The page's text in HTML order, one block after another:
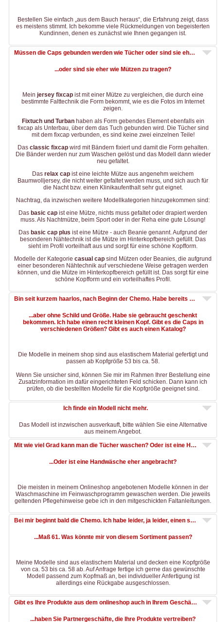
Bestellen Sie einfach „aus dem Bauch heraus“, die Erfahrung zeigt, dass
es meistens stimmt. Ich bekomme viele Rückmeldungen von begeisterten
Kundinnen, denen es zunächst wie Ihnen gegangen ist.
Müssen die Caps gebunden werden wie Tücher oder sind sie eher wie Mützen zu tragen?
...oder sind sie eher wie Mützen zu tragen?
Mein jersey fixcap ist mit einer Mütze zu vergleichen, die durch eine
bestimmte Falttechnik die Form bekommt, wie es die Fotos im Internet
zeigen.
Fixtuch und Turbanhaben als Form gebendes Element ebenfalls ein
fixcap als Unterbau, über dem das Tuch gebunden wird. Die Tücher sind
mit dem fixcap verbunden, es sind keine zwei einzelnen Teile!
Das classic fixcapwird mit Bändern fixiert und damit die Form gehalten.
Die Bänder werden nur zum Waschen gelöst und das Modell dann wieder
neu gefaltet.
Das relax cap ist eine leichte Mütze aus angenehm weichem
Baumwolljersey, die nicht weiter gefaltet werden muss, und sich auch für
die Nacht bzw. einen Klinikaufenthalt sehr gut eignet.
Nachtrag, da inzwischen weitere Modellkategorien hinzugekommen sind:
Das basic cap ist eine Mütze, nichts muss gefaltet oder drapiert werden
muss. Als Nachtmütze, beim Sport oder in der Reha eine gute Lösung!
Das basic cap plus ist eine Mütze - auch Beanie genannt. Aufgrund der
besonderen Nähtechnik ist die Mütze im Hinterkopfbereich gefüllt. Das
sieht im Profil vorteilhaft aus und sorgt für eine schöne Kopfform.
Modelle der Kategorie casual cap sind Mützen oder Beanies, die aufgrund
einer besonderen Nähtechnik auf verschiedene Weise getragen werden
können, und die Mütze im Hinterkopfbereich gefüllt ist. Das sorgt für eine
schöne Kopfform und ein vorteilhaftes Profil.
Bin seit kurzem haarlos, nach Beginn der Chemo. Habe bereits 3 Caps, aber ohne Schild und Größe. Habe sie gebraucht geschenkt bekommen. Ich habe einen recht kleinen Kopf. Gibt es die Caps in verschiedenen Größen? Gibt es auch einen Katalog?
...aber ohne Schild und Größe. Habe sie gebraucht geschenkt
bekommen. Ich habe einen recht kleinen Kopf. Gibt es die Caps in
verschiedenen Größen? Gibt es auch einen Katalog?
Die Modelle in meinem shop sind aus elastischem Material gefertigt und
passen ab Kopfgröße 53 bis ca. 58.
Wenn Sie unsicher sind, können Sie mir im Rahmen Ihrer Bestellung eine
Zusatzinformation im dafür eingerichteten Feld schicken. Dann kann ich
prüfen, ob die bestellten Modelle für die Kopfgröße geeignet sind.
Ich finde ein Modell nicht mehr.
Das Modell ist inzwischen ausverkauft, bitte wählen Sie eine Alternative
aus meinem Angebot.
Mit wie viel Grad kann man die Tücher waschen? Oder ist eine Handwäsche eher angebracht?
...Oder ist eine Handwäsche eher angebracht?
Die meisten in meinem Onlineshop angebotenen Modelle können in der
Waschmaschine im Feinwaschprogramm gewaschen werden. Die jeweils
geltenden Pflegehinweise gebe ich in den mitgeschickten Faltanleitungen.
Bei mir beginnt bald die Chemo. Ich habe leider, ja leider, einen sehr großen Kopf: Maß 61. Was könnte mir von diesem Sortiment passen?
...Maß 61. Was könnte mir von diesem Sortiment passen?
Meine Modelle sind aus elastischem Material und decken eine Kopfgröße
von ca. 53 bis ca. 58 ab. Auf Anfrage fertige ich gerne das gewünschte
Modell passend zum Kopfmaß an, bei individueller Anfertigung ist
allerdings eine Rückgabe ausgeschlossen.
Gibt es Ihre Produkte aus dem onlineshop auch in Ihrem Geschäft in Kiel und haben Sie Partnergeschäfte, die Ihre Produkte vertreiben?
...haben Sie Partnergeschäfte, die Ihre Produkte vertreiben?